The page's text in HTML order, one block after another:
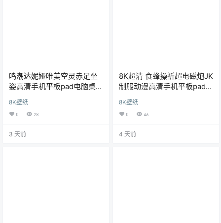
鸣潮达妮娅唯美空灵赤足坐
姿高清手机平板pad电脑桌面
8K超清壁纸
8K壁纸
0 28
3 天前
8K超清 食蜂操祈超电磁炮JK
制服动漫高清手机平板pad电
脑桌面壁纸
8K壁纸
0 46
4 天前